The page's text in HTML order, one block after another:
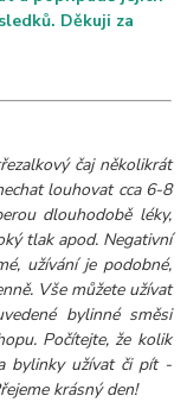
Děkuji za
čaj několikrát
louhovat cca 6-8
dlouhodobě léky,
tlak apod. Negativní
užívání je podobné,
Vše můžete užívat
bylinné směsi
Počítejte, že kolik
bylinky užívat či pít -
krásný den!